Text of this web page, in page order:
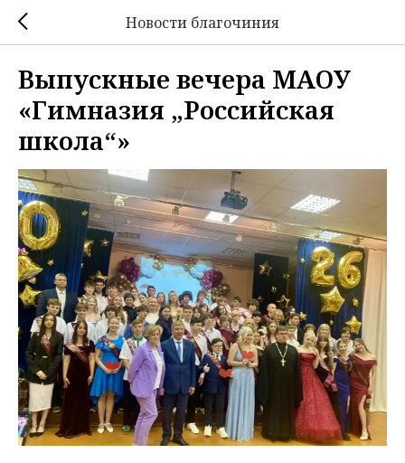
Новости благочиния
Выпускные вечера МАОУ
«Гимназия „Российская
школа“»